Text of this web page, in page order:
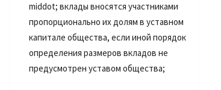
middot;вклады вносятся участниками
пропорционально их долям в уставном
капитале общества, если иной порядок
определения размеров вкладов не
предусмотрен уставом общества;